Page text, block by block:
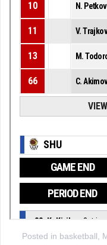
Posted in basketball